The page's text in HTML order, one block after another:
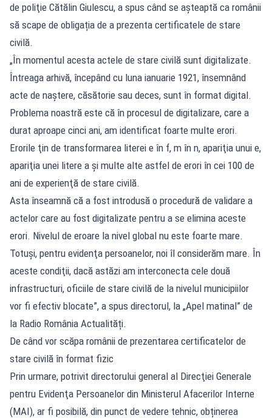
de poliţie Cătălin Giulescu, a spus când se așteaptă ca românii
să scape de obligația de a prezenta certificatele de stare
civilă.
„În momentul acesta actele de stare civilă sunt digitalizate.
Întreaga arhivă, începând cu luna ianuarie 1921, însemnând
acte de naştere, căsătorie sau deces, sunt în format digital.
Problema noastră este că în procesul de digitalizare, care a
durat aproape cinci ani, am identificat foarte multe erori.
Erorile ţin de transformarea literei e în f, m în n, apariţia unui e,
apariţia unei litere a şi multe alte astfel de erori în cei 100 de
ani de experienţă de stare civilă.
Asta înseamnă că a fost introdusă o procedură de validare a
actelor care au fost digitalizate pentru a se elimina aceste
erori. Nivelul de eroare la nivel global nu este foarte mare.
Totuşi, pentru evidenţa persoanelor, noi îl considerăm mare. În
aceste condiţii, dacă astăzi am interconecta cele două
infrastructuri, oficiile de stare civilă de la nivelul municipiilor
vor fi efectiv blocate”, a spus directorul, la „Apel matinal” de
la Radio România Actualități.
De când vor scăpa românii de prezentarea certificatelor de
stare civilă în format fizic
Prin urmare, potrivit directorului general al Direcţiei Generale
pentru Evidenţa Persoanelor din Ministerul Afacerilor Interne
(MAI), ar fi posibilă, din punct de vedere tehnic, obținerea